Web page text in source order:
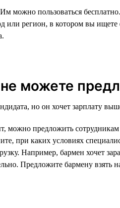
можно пользоваться бесплатно.
или регион, в котором вы ищете
можете
но он хочет зарплату
можно предложить
при каких условиях
Например, бармен хочет
Предложите бармену